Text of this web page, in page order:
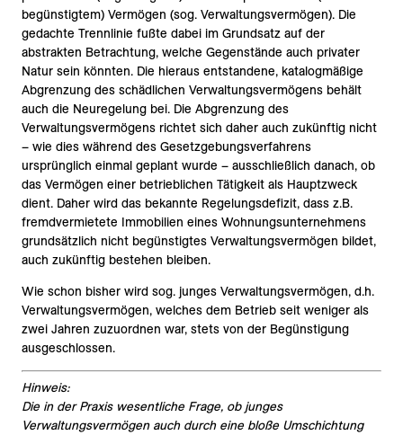
begünstigtem) Vermögen (sog. Verwaltungsvermögen). Die
gedachte Trennlinie fußte dabei im Grundsatz auf der
abstrakten Betrachtung, welche Gegenstände auch privater
Natur sein könnten. Die hieraus entstandene, katalogmäßige
Abgrenzung des schädlichen Verwaltungsvermögens behält
auch die Neuregelung bei. Die Abgrenzung des
Verwaltungsvermögens richtet sich daher auch zukünftig nicht
– wie dies während des Gesetzgebungsverfahrens
ursprünglich einmal geplant wurde – ausschließlich danach, ob
das Vermögen einer betrieblichen Tätigkeit als Hauptzweck
dient. Daher wird das bekannte Regelungsdefizit, dass z.B.
fremdvermietete Immobilien eines Wohnungsunternehmens
grundsätzlich nicht begünstigtes Verwaltungsvermögen bildet,
auch zukünftig bestehen bleiben.
Wie schon bisher wird sog. junges Verwaltungsvermögen, d.h.
Verwaltungsvermögen, welches dem Betrieb seit weniger als
zwei Jahren zuzuordnen war, stets von der Begünstigung
ausgeschlossen.
Hinweis:
Die in der Praxis wesentliche Frage, ob junges
Verwaltungsvermögen auch durch eine bloße Umschichtung